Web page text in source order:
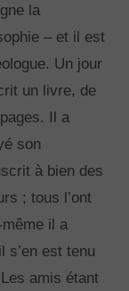
la
– et il est
Un jour
un livre, de
Il a
son
à bien des
; tous l’ont
il a
s’en est tenu
amis étant